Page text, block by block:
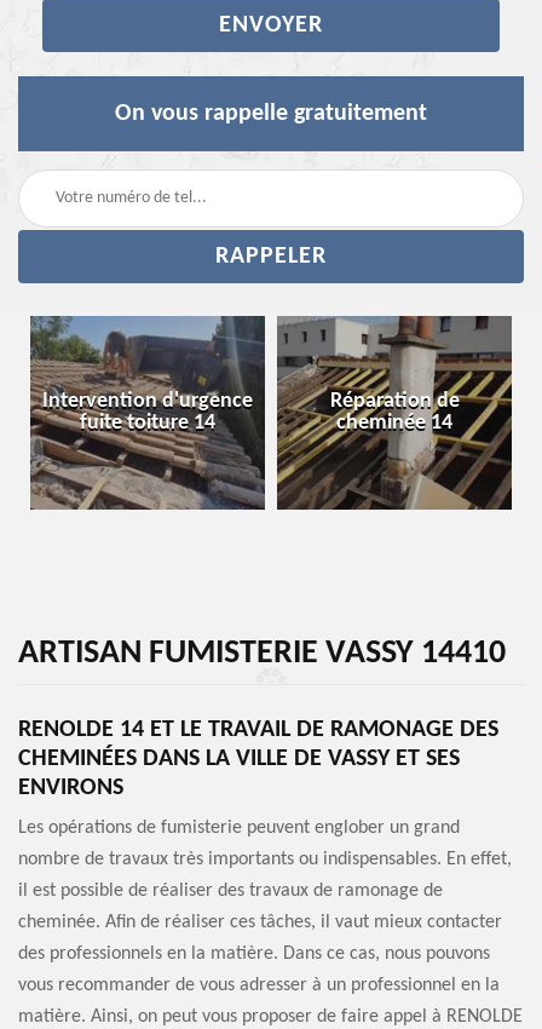
On vous rappelle gratuitement
Intervention d'urgence
fuite toiture 14
Réparation de
cheminée 14
ARTISAN FUMISTERIE VASSY 14410
RENOLDE 14 ET LE TRAVAIL DE RAMONAGE DES
CHEMINÉES DANS LA VILLE DE VASSY ET SES
ENVIRONS
Les opérations de fumisterie peuvent englober un grand
nombre de travaux très importants ou indispensables. En effet,
il est possible de réaliser des travaux de ramonage de
cheminée. Afin de réaliser ces tâches, il vaut mieux contacter
des professionnels en la matière. Dans ce cas, nous pouvons
vous recommander de vous adresser à un professionnel en la
matière. Ainsi, on peut vous proposer de faire appel à RENOLDE